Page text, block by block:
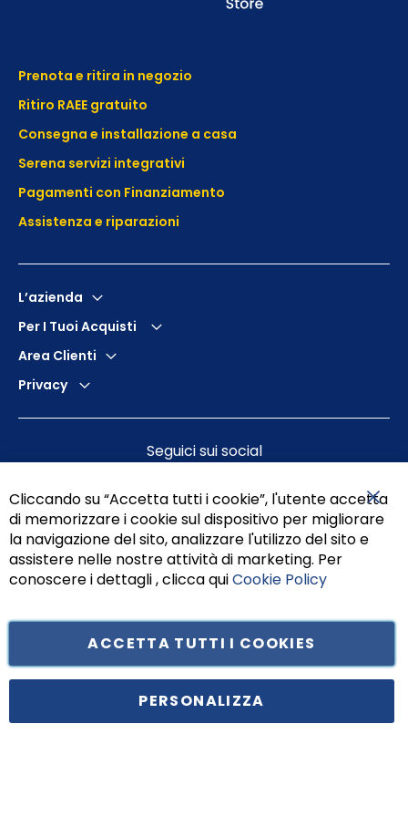
Prenota e ritira in negozio
Ritiro RAEE gratuito
Consegna e installazione a casa
Serena servizi integrativi
Pagamenti con Finanziamento
Assistenza e riparazioni
L’azienda
Per I Tuoi Acquisti
Area Clienti
Privacy
Seguici sui social
Principe di Piemonte 199, cap. 80026 Casoria (NA) - C.F. 05834470634 -
Cliccando su “Accetta tutti i cookie”, l'utente accetta
di memorizzare i cookie sul dispositivo per migliorare
la navigazione del sito, analizzare l'utilizzo del sito e
assistere nelle nostre attività di marketing. Per
conoscere i dettagli , clicca quiCookie Policy
ACCETTA TUTTI I COOKIES
PERSONALIZZA